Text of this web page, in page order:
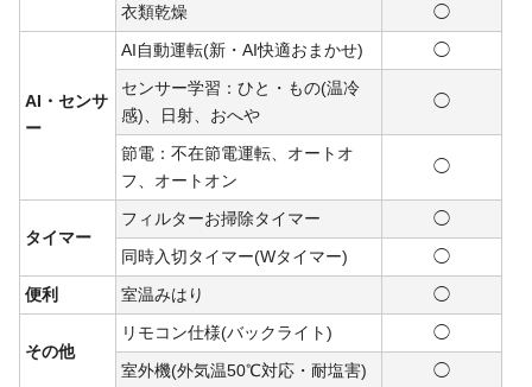
衣類乾燥
◯
AI・センサ
ー
AI自動運転(新・AI快適おまかせ)
◯
センサー学習：ひと・もの(温冷
感)、日射、おへや
◯
節電：不在節電運転、オートオ
フ、オートオン
◯
タイマー
フィルターお掃除タイマー
◯
同時入切タイマー(Wタイマー)
◯
便利
室温みはり ◯
その他
リモコン仕様(バックライト)
◯
室外機(外気温50℃対応・耐塩害)
◯